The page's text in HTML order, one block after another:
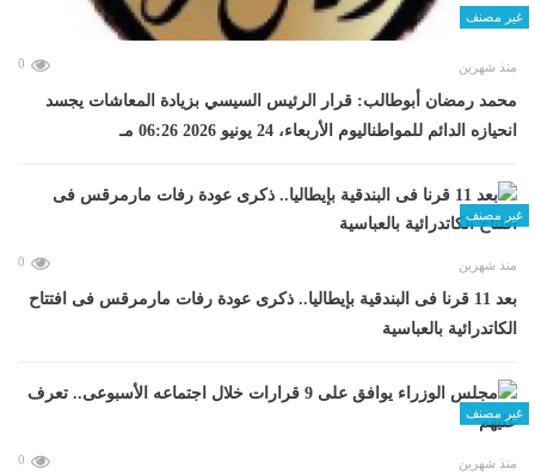
غير مصنف
منذ شهرين 0
محمد رمضان أبوطالب: قرار الرئيس السيسي بزيادة المعاشات يجسد
انحيازه الدائم للمواطناليوم الأربعاء، 24 يونيو 2026 06:26 مـ
غير مصنف
منذ شهرين 0
بعد 11 قرنا فى البندقية بإيطاليا.. ذكرى عودة رفات مارمرقس فى افتتاح
الكاتدرائية بالعباسية
غير مصنف
منذ شهرين 0